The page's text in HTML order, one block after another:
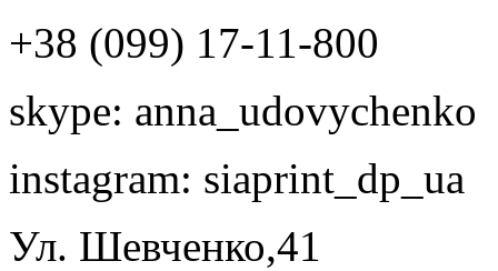
+38 (099) 17-11-800
skype: anna_udovychenko
instagram: siaprint_dp_ua
Ул. Шевченко,41